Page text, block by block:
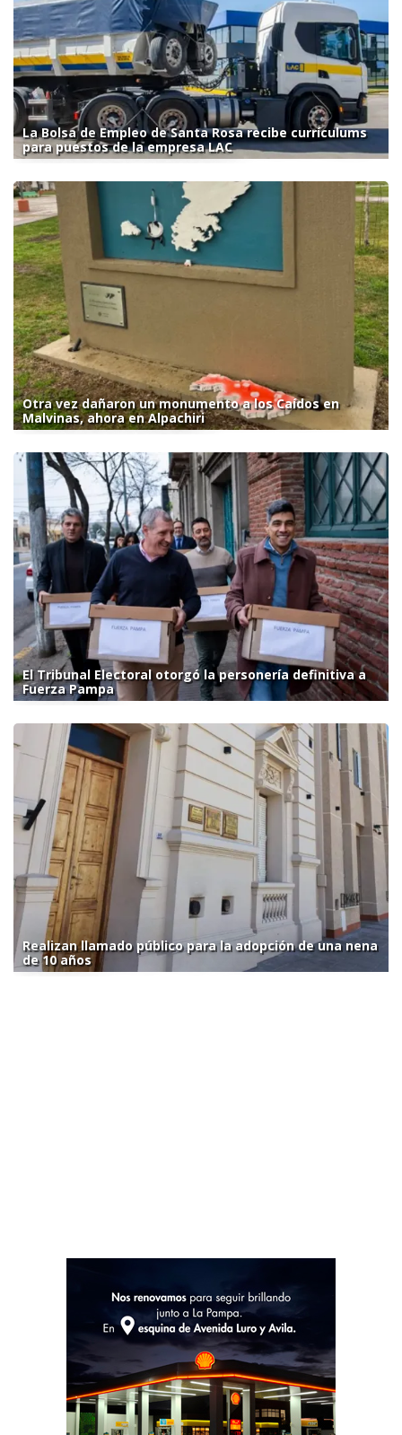
La Bolsa de Empleo de Santa Rosa recibe currículums
para puestos de la empresa LAC
Otra vez dañaron un monumento a los Caídos en
Malvinas, ahora en Alpachiri
El Tribunal Electoral otorgó la personería definitiva a
Fuerza Pampa
Realizan llamado público para la adopción de una nena
de 10 años